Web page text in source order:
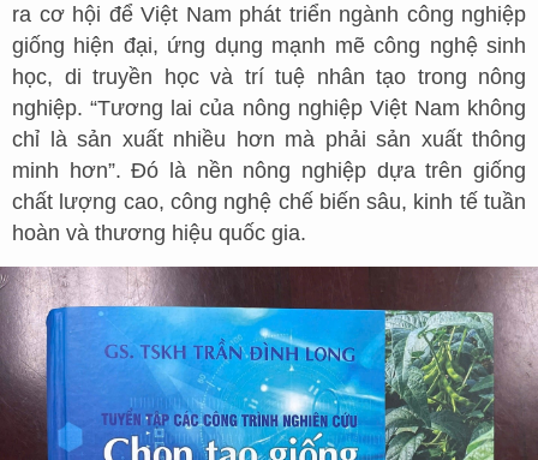
ra cơ hội để Việt Nam phát triển ngành công nghiệp
giống hiện đại, ứng dụng mạnh mẽ công nghệ sinh
học, di truyền học và trí tuệ nhân tạo trong nông
nghiệp. “Tương lai của nông nghiệp Việt Nam không
chỉ là sản xuất nhiều hơn mà phải sản xuất thông
minh hơn”. Đó là nền nông nghiệp dựa trên giống
chất lượng cao, công nghệ chế biến sâu, kinh tế tuần
hoàn và thương hiệu quốc gia.